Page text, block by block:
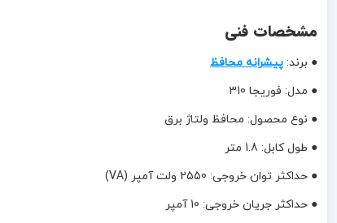
مشخصات فنی
● برند: پیشرانه محافظ
● مدل: فوریجا 310
● نوع محصول: محافظ ولتاژ برق
● طول کابل: 1.8 متر
● حداکثر توان خروجی: 2550 ولت آمپر (VA)
● حداکثر جریان خروجی: 10 آمپر